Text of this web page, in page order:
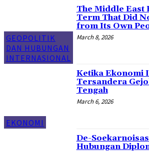
GEOPOLITIK
DAN HUBUNGAN
INTERNASIONAL
The Middle East
Term That Did
from Its Own
March 8, 2026
EKONOMI
Ketika Ekonomi
Tersandera
Tengah
March 6, 2026
De-
Hubungan